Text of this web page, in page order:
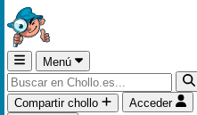
Menú
Compartir chollo
Acceder